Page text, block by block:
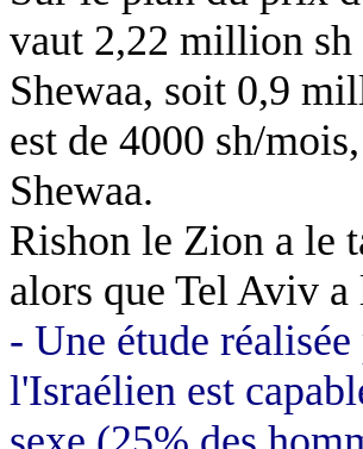
vaut 2,22 million sh
Shewaa, soit 0,9
est de 4000 sh/
Shewaa.
Rishon le Zion a le
alors que Tel Aviv
- Une étude
l'Israélien est